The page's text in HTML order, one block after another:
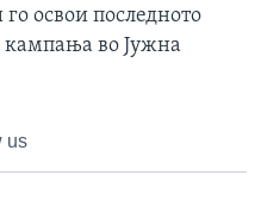
освои последното
кампања во Јужна
us